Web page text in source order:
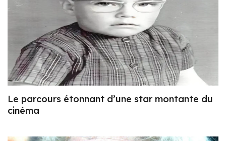
Le parcours étonnant d’une star montante du
cinéma